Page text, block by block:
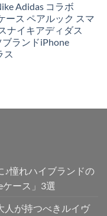
Adidas コラボ
ース ペアルック スマ
ナイキアディダス
ランドiPhone
ス
♪憧れハイブランドの
ケース」3選
人が持つべきルイヴ